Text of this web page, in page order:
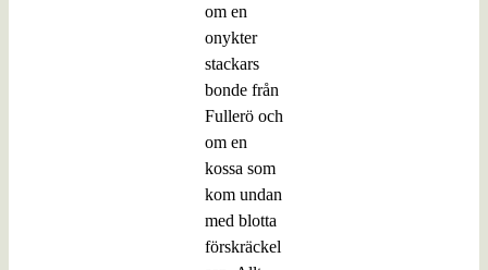
om en
onykter
stackars
bonde från
Fullerö och
om en
kossa som
kom undan
med blotta
förskräckel